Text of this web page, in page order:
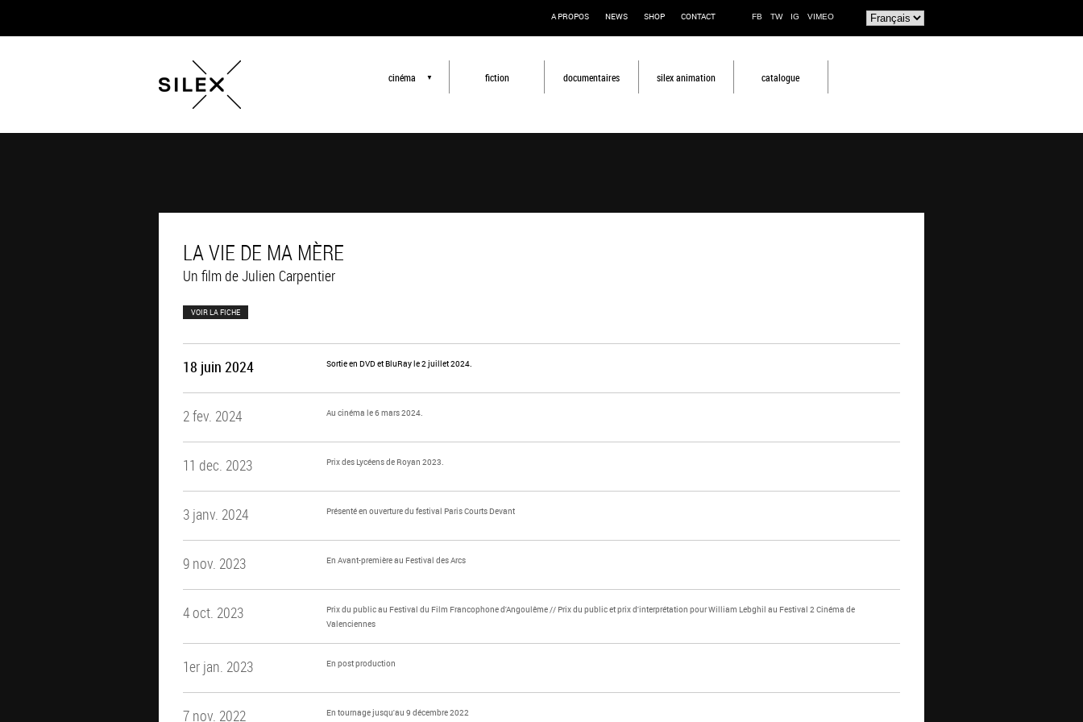
VIMEO
IG
TW
FB
A PROPOS NEWS SHOP CONTACT
cinéma ▼ fiction documentaires silex animation catalogue
LA VIE DE MA MÈRE
Un film de Julien Carpentier
VOIR LA FICHE
18 juin 2024 Sortie en DVD et BluRay le 2 juillet 2024.
2 fev. 2024 Au cinéma le 6 mars 2024.
11 dec. 2023 Prix des Lycéens de Royan 2023.
3 janv. 2024 Présenté en ouverture du festival Paris Courts Devant
9 nov. 2023 En Avant-première au Festival des Arcs
4 oct. 2023
Prix du public au Festival du Film Francophone d'Angoulême // Prix du public et prix d'interprétation pour William Lebghil au Festival 2 Cinéma de
Valenciennes
1er jan. 2023 En post production
7 nov. 2022 En tournage jusqu'au 9 décembre 2022